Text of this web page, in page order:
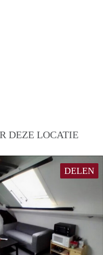
DEZE LOCATIE
DELEN